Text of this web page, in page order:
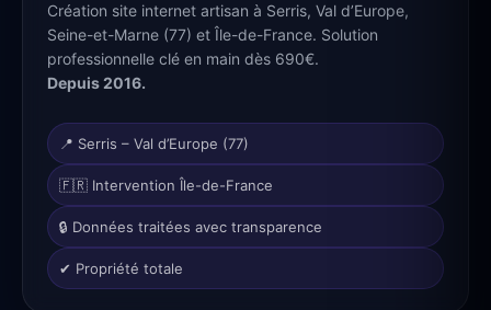
Création site internet artisan à Serris, Val d’Europe,
Seine-et-Marne (77) et Île-de-France. Solution
professionnelle clé en main dès 690€.
Depuis 2016.
📍 Serris – Val d’Europe (77)
🇫🇷 Intervention Île-de-France
🔒 Données traitées avec transparence
✔ Propriété totale